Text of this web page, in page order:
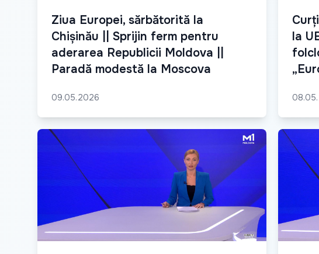
Ziua Europei, sărbătorită la
Chișinău || Sprijin ferm pentru
aderarea Republicii Moldova ||
Paradă modestă la Moscova
09.05.2026
la